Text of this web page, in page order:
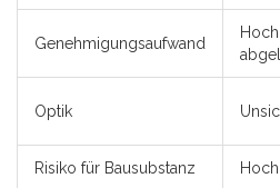
Genehmigungsaufwand
Optik
Risiko für Bausubstanz Hoch